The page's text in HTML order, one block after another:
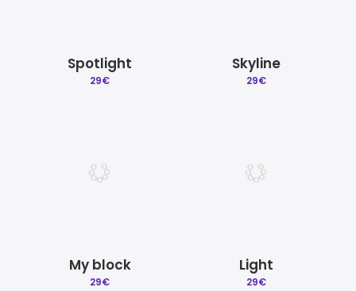
Spotlight
29€
Skyline
29€
My block
29€
Light
29€